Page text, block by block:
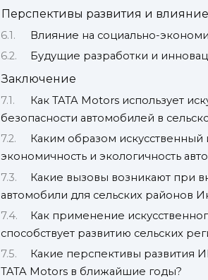
Перспективы развития и
Влияние на социально-
Будущие разработки и
Заключение
Как TATA Motors использует
безопасности автомобилей в
Каким образом искусственный
экономичность и экологичность
Какие вызовы возникают при
автомобили для сельских районов
Как применение
способствует развитию сельских
Какие перспективы развития
TATA Motors в ближайшие годы?